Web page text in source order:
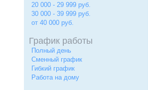
20 000 - 29 999 руб.
30 000 - 39 999 руб.
от 40 000 руб.
График работы
Полный день
Сменный график
Гибкий график
Работа на дому